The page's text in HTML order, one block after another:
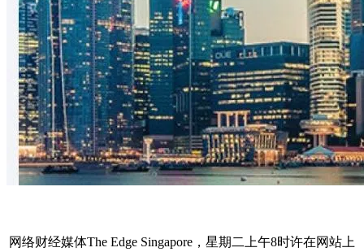
网络财经媒体The Edge Singapore，星期二上午8时许在网站上